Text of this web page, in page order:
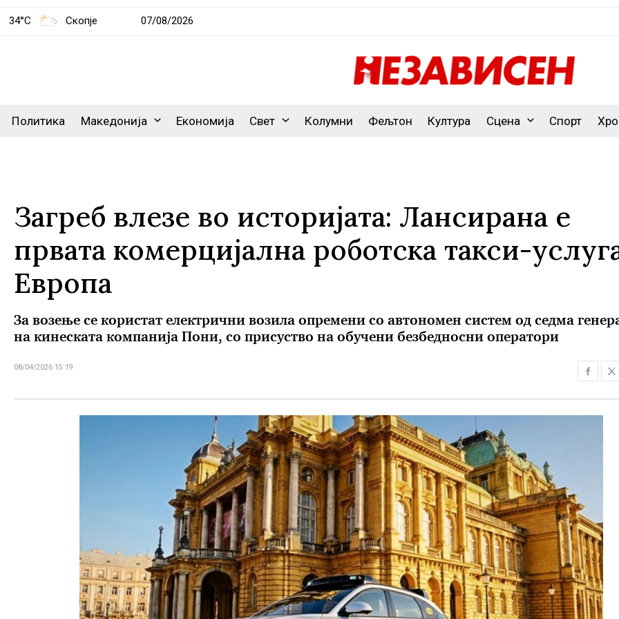
34°C Скопје 07/08/2026
Политика Македонија Економија Свет Колумни Фељтон Култура Сцена Спорт
Загреб влезе во историјата: Лансирана е
првата комерцијална роботска такси-
Европа
За возење се користат електрични возила опремени со автономен систем од седма
на кинеската компанија Пони, со присуство на обучени безбедносни оператори
08/04/2026 15:19